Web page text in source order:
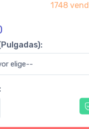
1748